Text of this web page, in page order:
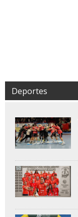
Deportes